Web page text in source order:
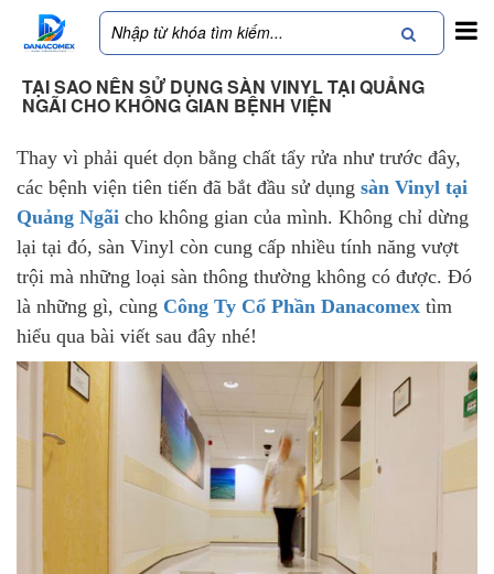
TẠI SAO NÊN SỬ DỤNG SÀN VINYL TẠI QUẢNG
NGÃI CHO KHÔNG GIAN BỆNH VIỆN
Thay vì phải quét dọn bằng chất tẩy rửa như trước đây,
các bệnh viện tiên tiến đã bắt đầu sử dụng sàn Vinyl tại
Quảng Ngãi cho không gian của mình. Không chỉ dừng
lại tại đó, sàn Vinyl còn cung cấp nhiều tính năng vượt
trội mà những loại sàn thông thường không có được. Đó
là những gì, cùng Công Ty Cổ Phần Danacomex tìm
hiểu qua bài viết sau đây nhé!